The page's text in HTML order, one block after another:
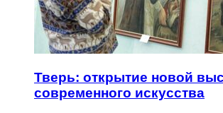
Тверь: открытие новой
современного искусства